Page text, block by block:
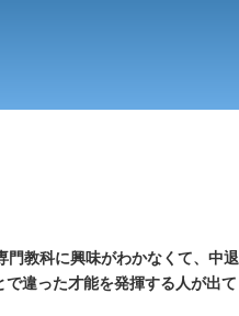
教科に興味がわかなくて、中退
違った才能を発揮する人が出て